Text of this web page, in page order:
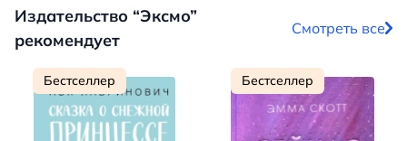
Издательство “Эксмо”
рекомендует
Смотреть все
Бестселлер Бестселлер